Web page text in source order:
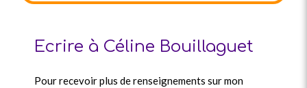
Ecrire à Céline Bouillaguet
Pour recevoir plus de renseignements sur mon